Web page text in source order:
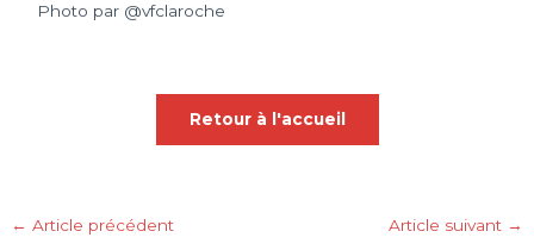
Photo par @vfclaroche
Retour à l'accueil
← Article précédent Article suivant →